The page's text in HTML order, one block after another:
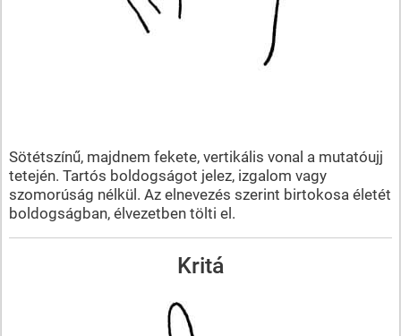
Sötétszínű, majdnem fekete, vertikális vonal a mutatóujj
tetején. Tartós boldogságot jelez, izgalom vagy
szomorúság nélkül. Az elnevezés szerint birtokosa életét
boldogságban, élvezetben tölti el.
Kritá